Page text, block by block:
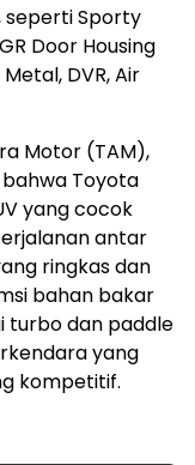
seperti Sporty
Door Housing
DVR, Air
Motor (TAM),
Toyota
yang cocok
antar
ringkas dan
bahan bakar
turbo dan paddle
yang
kompetitif.